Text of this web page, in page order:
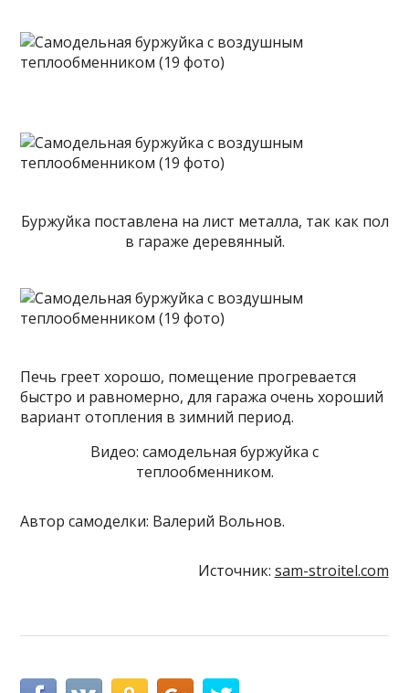
Буржуйка поставлена на лист металла, так как пол
в гараже деревянный.
Печь греет хорошо, помещение прогревается
быстро и равномерно, для гаража очень хороший
вариант отопления в зимний период.
Видео: самодельная буржуйка с
теплообменником.
Автор самоделки: Валерий Вольнов.
Источник: sam-stroitel.com